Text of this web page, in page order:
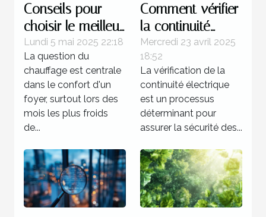
Conseils pour
choisir le meilleur
système de
chauffage pour
votre domicile
Lundi 5 mai 2025 22:18
La question du
chauffage est centrale
dans le confort d'un
foyer, surtout lors des
mois les plus froids
de...
Comment vérifier
la continuité
électrique dans
les
environnements à
risque
Mercredi 23 avril 2025
18:52
La vérification de la
continuité électrique
est un processus
déterminant pour
assurer la sécurité des...